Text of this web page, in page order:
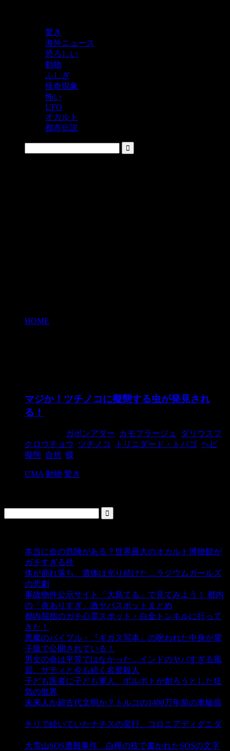
驚き
海外ニュース
恐ろしい
動物
ふしぎ
怪奇現象
怖い
UFO
オカルト
都市伝説
HOME
マジか！ツチノコに擬態する虫が発見され
る！
ガボンアダー カモフラージュ
ダリウスフ
クロウチョウ
ツチノコ トリニダード・トバゴ ヘビ
擬態 自然 蝶
UMA 動物 驚き
本当に命の危険がある？世界最大のオカルト博物館が
ガチすぎる件
体が崩れ落ち、遺体は光り続けた…ラジウムガールズ
の悲劇
事故物件公示サイト「大島てる」で見てみよう！ 都内
の「炎ありすぎ」激ヤバスポットまとめ
都内屈指のガチ心霊スポット・白金トンネルに行って
きた！
悪魔のバイブル・『ギガス写本』の呪われた中身が電
子版で公開されている！
男女の命は平等ではなかった…インドのヤバすぎる風
習、サティと今も続く名誉殺人
子ども医者に子ども軍人、ポルポトが創ろうとした狂
気の世界
未来人か超古代文明か？トルコの1400万年前の車輪痕
チリで続いていたナチスの蛮行、コロニアディグニダ
大雪山SOS遭難事件 白樺の枝で書かれたSOSの文字